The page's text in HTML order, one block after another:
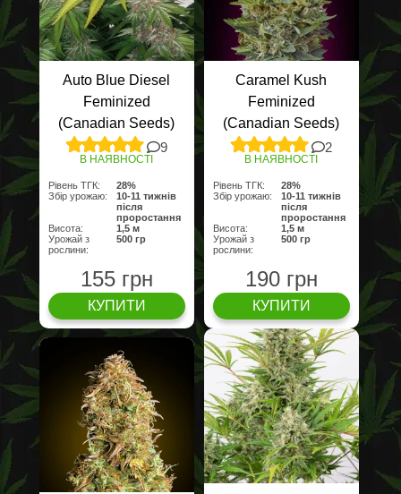
Auto Blue Diesel
Feminized
(Canadian Seeds)
9
В НАЯВНОСТІ
Рівень ТГК:
28%
Збір урожаю:
10-11 тижнів
після
проростання
Висота:
1,5 м
Урожай з
рослини:
500 гр
155 грн
КУПИТИ
Caramel Kush
Feminized
(Canadian Seeds)
2
В НАЯВНОСТІ
Рівень ТГК:
28%
Збір урожаю:
10-11 тижнів
після
проростання
Висота:
1,5 м
Урожай з
рослини:
500 гр
190 грн
КУПИТИ